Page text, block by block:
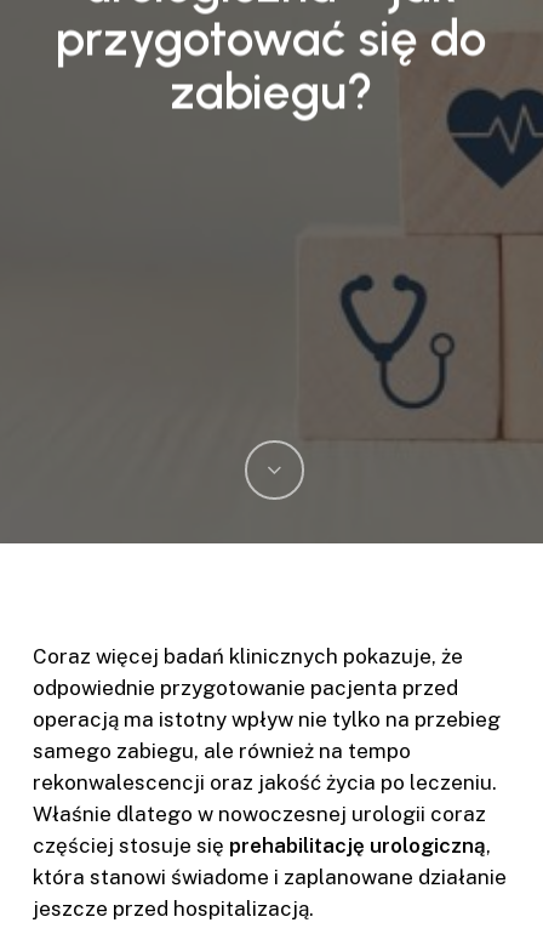
przygotować się do
zabiegu?
Coraz więcej badań klinicznych pokazuje, że
odpowiednie przygotowanie pacjenta przed
operacją ma istotny wpływ nie tylko na przebieg
samego zabiegu, ale również na tempo
rekonwalescencji oraz jakość życia po leczeniu.
Właśnie dlatego w nowoczesnej urologii coraz
częściej stosuje się prehabilitację urologiczną,
która stanowi świadome i zaplanowane działanie
jeszcze przed hospitalizacją.